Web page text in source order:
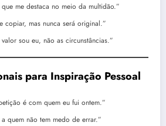
me destaca no meio da multidão.”
mas nunca será original.”
sou eu, não as circunstâncias.”
para Inspiração Pessoal
é com quem eu fui ontem.”
quem não tem medo de errar.”